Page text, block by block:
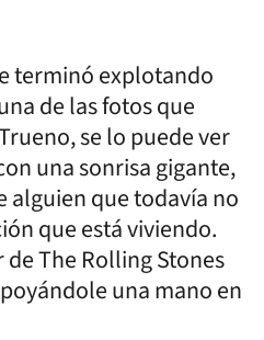
terminó explotando
de las fotos que
se lo puede ver
una sonrisa gigante,
alguien que todavía no
que está viviendo.
The Rolling Stones
una mano en